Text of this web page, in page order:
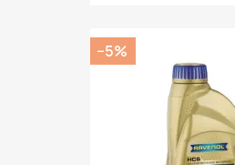
−5%